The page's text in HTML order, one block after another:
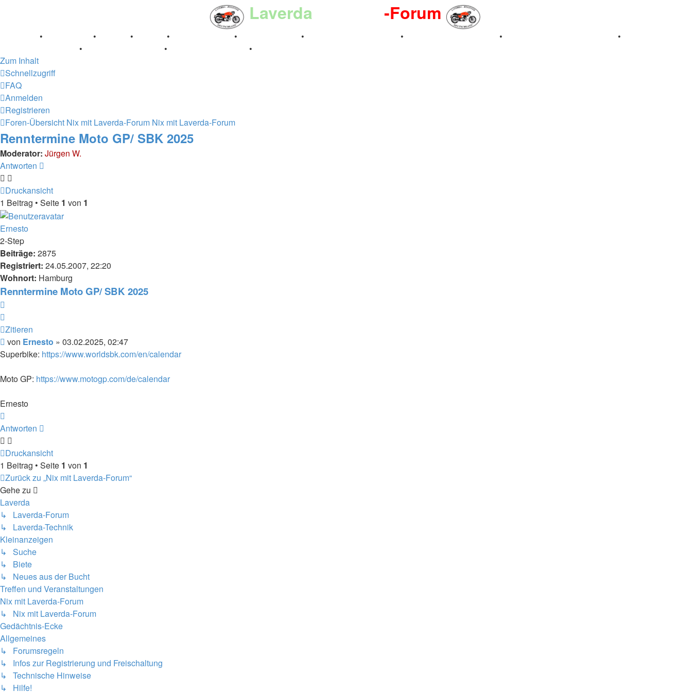
Laverda -Forum
• • • • • • • • •
• •
•
Zum Inhalt
Schnellzugriff
FAQ
Anmelden
Registrieren
Foren-Übersicht Nix mit Laverda-Forum Nix mit Laverda-Forum
Renntermine Moto GP/ SBK 2025
Moderator: Jürgen W.
Antworten
Druckansicht
1 Beitrag • Seite 1 von 1
Ernesto
2-Step
Beiträge: 2875
Registriert: 24.05.2007, 22:20
Wohnort: Hamburg
Renntermine Moto GP/ SBK 2025
Zitieren
Beitrag
von Ernesto » 03.02.2025, 02:47
Superbike: https://www.worldsbk.com/en/calendar
Moto GP: https://www.motogp.com/de/calendar
Ernesto
oben
Antworten
Druckansicht
1 Beitrag • Seite 1 von 1
Zurück zu „Nix mit Laverda-Forum“
Gehe zu
Laverda
↳ Laverda-Forum
↳ Laverda-Technik
Kleinanzeigen
↳ Suche
↳ Biete
↳ Neues aus der Bucht
Treffen und Veranstaltungen
Nix mit Laverda-Forum
↳ Nix mit Laverda-Forum
Gedächtnis-Ecke
Allgemeines
↳ Forumsregeln
↳ Infos zur Registrierung und Freischaltung
↳ Technische Hinweise
↳ Hilfe!